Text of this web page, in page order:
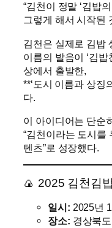
“김천이 정말 ‘김밥
그렇게 해서 시작된
김천은 실제로 김밥
이름의 발음이 ‘김
상에서 출발한,
**‘도시 이름과 상징
다.
이 아이디어는 단순
“김천이라는 도시를
텐츠”로 성장했다.
🍙 2025 김천김
일시: 2025년
장소: 경상북